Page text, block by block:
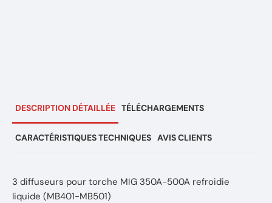
DESCRIPTION DÉTAILLÉE TÉLÉCHARGEMENTS
CARACTÉRISTIQUES TECHNIQUES AVIS CLIENTS
3 diffuseurs pour torche MIG 350A-500A refroidie
liquide (MB401-MB501)